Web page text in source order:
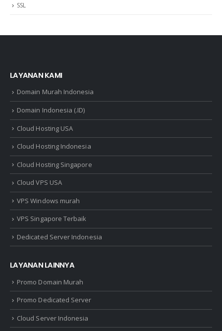
SSL
LAYANAN KAMI
Domain Murah Indonesia
Domain Indonesia (.ID)
Cloud Hosting USA
Cloud Hosting Indonesia
Cloud Hosting Singapore
Cloud VPS USA
VPS Windows murah
VPS Singapore Terbaik
Dedicated Server Indonesia
LAYANAN LAINNYA
Promo Domain Murah
Promo Dedicated Server
Cloud Server Indonesia